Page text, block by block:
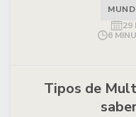
29
6
Tipos de